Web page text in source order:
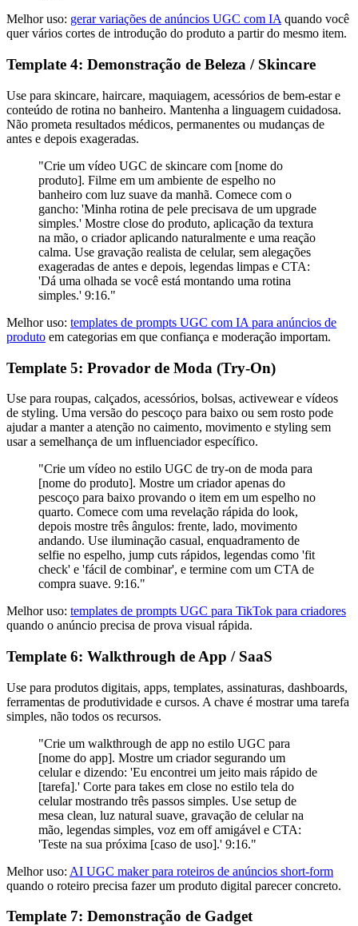
Melhor uso: gerar variações de anúncios UGC com IAquando você
quer vários cortes de introdução do produto a partir do mesmo item.
Template 4: Demonstração de Beleza / Skincare
Use para skincare, haircare, maquiagem, acessórios de bem-estar e
conteúdo de rotina no banheiro. Mantenha a linguagem cuidadosa.
Não prometa resultados médicos, permanentes ou mudanças de
antes e depois exageradas.
"Crie um vídeo UGC de skincare com [nome do
produto]. Filme em um ambiente de espelho no
banheiro com luz suave da manhã. Comece com o
gancho: 'Minha rotina de pele precisava de um upgrade
simples.' Mostre close do produto, aplicação da textura
na mão, o criador aplicando naturalmente e uma reação
calma. Use gravação realista de celular, sem alegações
exageradas de antes e depois, legendas limpas e CTA:
'Dá uma olhada se você está montando uma rotina
simples.' 9:16."
Melhor uso: templates de prompts UGC com IA para anúncios de
produto em categorias em que confiança e moderação importam.
Template 5: Provador de Moda (Try-On)
Use para roupas, calçados, acessórios, bolsas, activewear e vídeos
de styling. Uma versão do pescoço para baixo ou sem rosto pode
ajudar a manter a atenção no caimento, movimento e styling sem
usar a semelhança de um influenciador específico.
"Crie um vídeo no estilo UGC de try-on de moda para
[nome do produto]. Mostre um criador apenas do
pescoço para baixo provando o item em um espelho no
quarto. Comece com uma revelação rápida do look,
depois mostre três ângulos: frente, lado, movimento
andando. Use iluminação casual, enquadramento de
selfie no espelho, jump cuts rápidos, legendas como 'fit
check' e 'fácil de combinar', e termine com um CTA de
compra suave. 9:16."
Melhor uso: templates de prompts UGC para TikTok para criadores
quando o anúncio precisa de prova visual rápida.
Template 6: Walkthrough de App / SaaS
Use para produtos digitais, apps, templates, assinaturas, dashboards,
ferramentas de produtividade e cursos. A chave é mostrar uma tarefa
simples, não todos os recursos.
"Crie um walkthrough de app no estilo UGC para
[nome do app]. Mostre um criador segurando um
celular e dizendo: 'Eu encontrei um jeito mais rápido de
[tarefa].' Corte para takes em close no estilo tela do
celular mostrando três passos simples. Use setup de
mesa clean, luz natural suave, gravação de celular na
mão, legendas simples, voz em off amigável e CTA:
'Teste na sua próxima [caso de uso].' 9:16."
Melhor uso: AI UGC maker para roteiros de anúncios short-form
quando o roteiro precisa fazer um produto digital parecer concreto.
Template 7: Demonstração de Gadget